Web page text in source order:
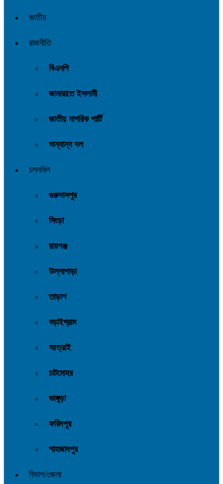
জাতীয়
রাজনীতি
বিএনপি
জামায়াতে ইসলামী
জাতীয় নাগরিক পার্টি
অন্যান্য দল
চলনবিল
গুরুদাসপুর
সিংড়া
রায়গঞ্জ
উল্লাপাড়া
তাড়াশ
বড়াইগ্রাম
আত্রাই
চাটমোহর
ভাঙ্গুড়া
ফরিদপুর
শাহজাদপুর
বিভাগ/জেলা